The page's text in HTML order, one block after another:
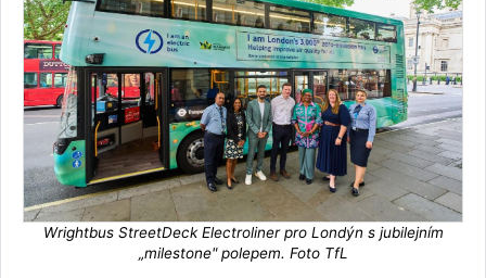
Wrightbus StreetDeck Electroliner pro Londýn s jubilejním
„milestone" polepem. Foto TfL